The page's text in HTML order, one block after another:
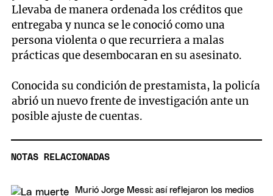
Llevaba de manera ordenada los créditos que
entregaba y nunca se le conoció como una
persona violenta o que recurriera a malas
prácticas que desembocaran en su asesinato.
Conocida su condición de prestamista, la policía
abrió un nuevo frente de investigación ante un
posible ajuste de cuentas.
NOTAS RELACIONADAS
Murió Jorge Messi: así reflejaron los medios